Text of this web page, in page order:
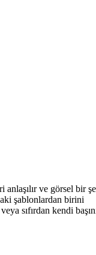
ve görsel bir
şablonlardan birini
sıfırdan kendi